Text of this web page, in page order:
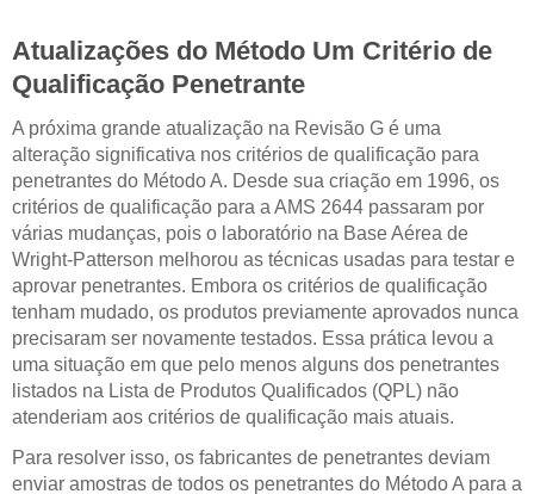
Atualizações do Método Um Critério de
Qualificação Penetrante
A próxima grande atualização na Revisão G é uma
alteração significativa nos critérios de qualificação para
penetrantes do Método A. Desde sua criação em 1996, os
critérios de qualificação para a AMS 2644 passaram por
várias mudanças, pois o laboratório na Base Aérea de
Wright-Patterson melhorou as técnicas usadas para testar e
aprovar penetrantes. Embora os critérios de qualificação
tenham mudado, os produtos previamente aprovados nunca
precisaram ser novamente testados. Essa prática levou a
uma situação em que pelo menos alguns dos penetrantes
listados na Lista de Produtos Qualificados (QPL) não
atenderiam aos critérios de qualificação mais atuais.
Para resolver isso, os fabricantes de penetrantes deviam
enviar amostras de todos os penetrantes do Método A para a